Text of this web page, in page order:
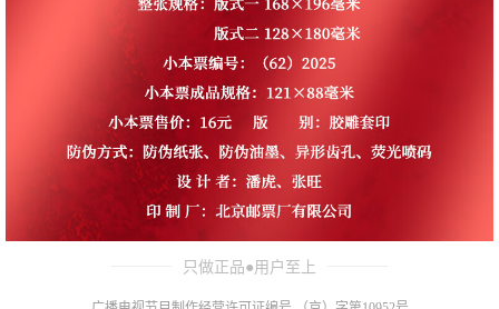
只做正品●用户至上